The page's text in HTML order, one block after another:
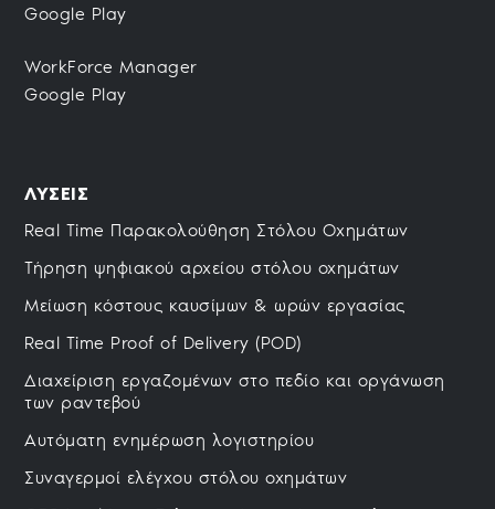
Google Play
WorkForce Manager
Google Play
ΛΥΣΕΙΣ
Real Time Παρακολούθηση Στόλου Οχημάτων
Τήρηση ψηφιακού αρχείου στόλου οχημάτων
Μείωση κόστους καυσίμων & ωρών εργασίας
Real Time Proof of Delivery (POD)
Διαχείριση εργαζομένων στο πεδίο και οργάνωση
των ραντεβού
Αυτόματη ενημέρωση λογιστηρίου
Συναγερμοί ελέγχoυ στόλου οχημάτων